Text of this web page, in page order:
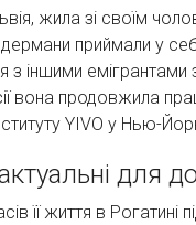
жила зі своїм
приймали у
з іншими
вона продовжила
YIVO у Нью-
для
її життя в